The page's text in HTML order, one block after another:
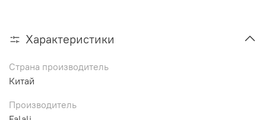
Характеристики
Страна производитель
Китай
Производитель